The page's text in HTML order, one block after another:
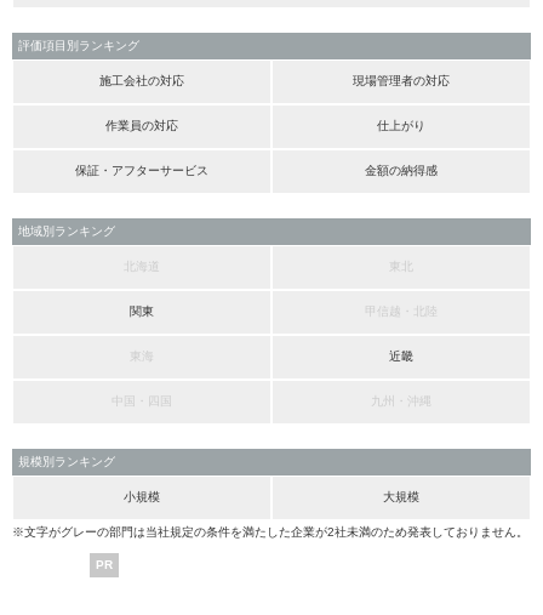
評価項目別ランキング
施工会社の対応 現場管理者の対応
作業員の対応 仕上がり
保証・アフターサービス 金額の納得感
地域別ランキング
北海道 東北
関東 甲信越・北陸
東海 近畿
中国・四国 九州・沖縄
規模別ランキング
小規模 大規模
※文字がグレーの部門は当社規定の条件を満たした企業が2社未満のため発表しておりません。
PR